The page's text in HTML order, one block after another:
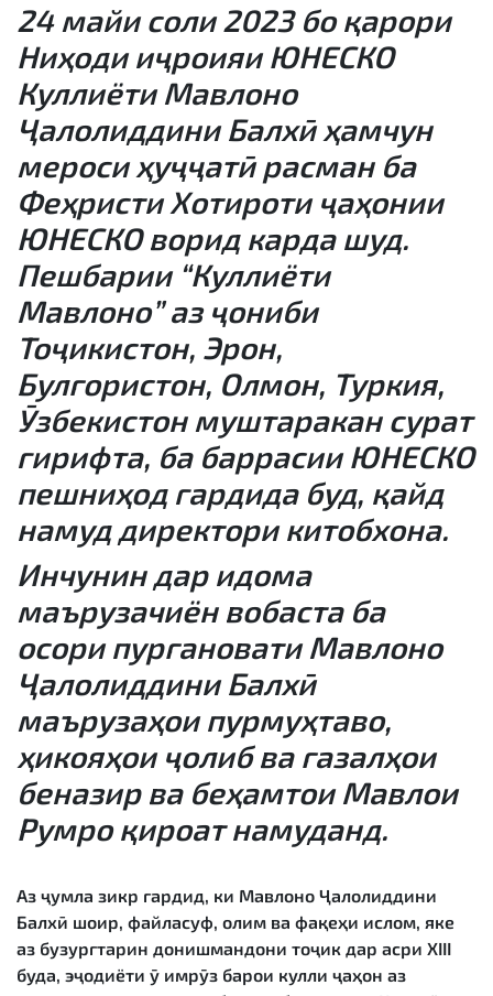
24 майи соли 2023 бо қарори
Ниҳоди иҷроияи ЮНЕСКО
Куллиёти Мавлоно
Ҷалолиддини Балхӣ ҳамчун
мероси ҳуҷҷатӣ расман ба
Феҳристи Хотироти ҷаҳонии
ЮНЕСКО ворид карда шуд.
Пешбарии “Куллиёти
Мавлоно” аз ҷониби
Тоҷикистон, Эрон,
Булғористон, Олмон, Туркия,
Ӯзбекистон муштаракан сурат
гирифта, ба баррасии ЮНЕСКО
пешниҳод гардида буд, қайд
намуд директори китобхона.
Инчунин дар идома
маърузачиён вобаста ба
осори пурғановати Мавлоно
Ҷалолиддини Балхӣ
маърузаҳои пурмуҳтаво,
ҳикояҳои ҷолиб ва ғазалҳои
беназир ва беҳамтои Мавлои
Румро қироат намуданд.
Аз ҷумла зикр гардид, ки Мавлоно Ҷалолиддини
Балхӣ шоир, файласуф, олим ва фақеҳи ислом, яке
аз бузургтарин донишмандони тоҷик дар асри XIII
буда, эҷодиёти ӯ имрӯз барои кулли ҷаҳон аз